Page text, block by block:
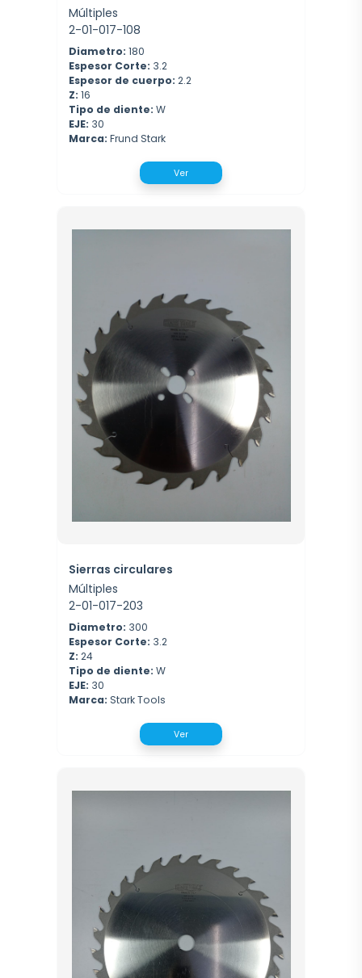
Múltiples
2-01-017-108
Diametro: 180
Espesor Corte: 3.2
Espesor de cuerpo: 2.2
Z: 16
Tipo de diente: W
EJE: 30
Marca: Frund Stark
Ver
Sierras circulares
Múltiples
2-01-017-203
Diametro: 300
Espesor Corte: 3.2
Z: 24
Tipo de diente: W
EJE: 30
Marca: Stark Tools
Ver